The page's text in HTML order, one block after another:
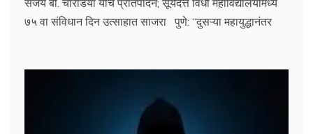
संजय बी. चोरडिया यांचे प्रतिपादन; सूर्यदत्त विधी महाविद्यालयामध्ये
७५ वा संविधान दिन उत्साहात साजरा पुणे: “दुसऱ्या महायुद्धानंतर